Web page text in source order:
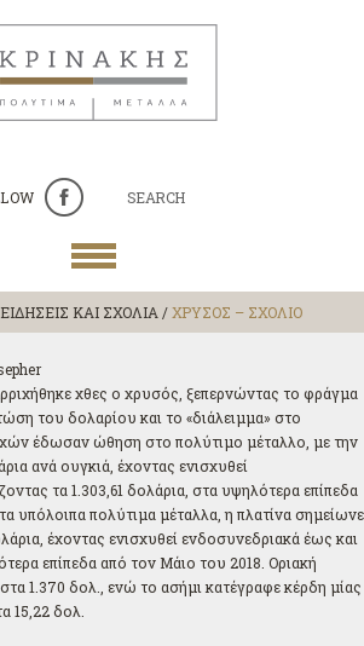
SEARCH
ΚΑΙ ΣΧΟΛΙΑ /ΧΡΥΣΟΣ – ΣΧΟΛΙΟ
χθες ο χρυσός, ξεπερνώντας το φράγμα
του δολαρίου και το «διάλειμμα» στο
έδωσαν ώθηση στο πολύτιμο μέταλλο, με την
ανά ουγκιά, έχοντας ενισχυθεί
τα 1.303,61 δολάρια, στα υψηλότερα επίπεδα
υπόλοιπα πολύτιμα μέταλλα, η πλατίνα σημείωνε
έχοντας ενισχυθεί ενδοσυνεδριακά έως και
επίπεδα από τον Μάιο του 2018. Οριακή
1.370 δολ., ενώ το ασήμι κατέγραφε κέρδη μίας
15,22 δολ.